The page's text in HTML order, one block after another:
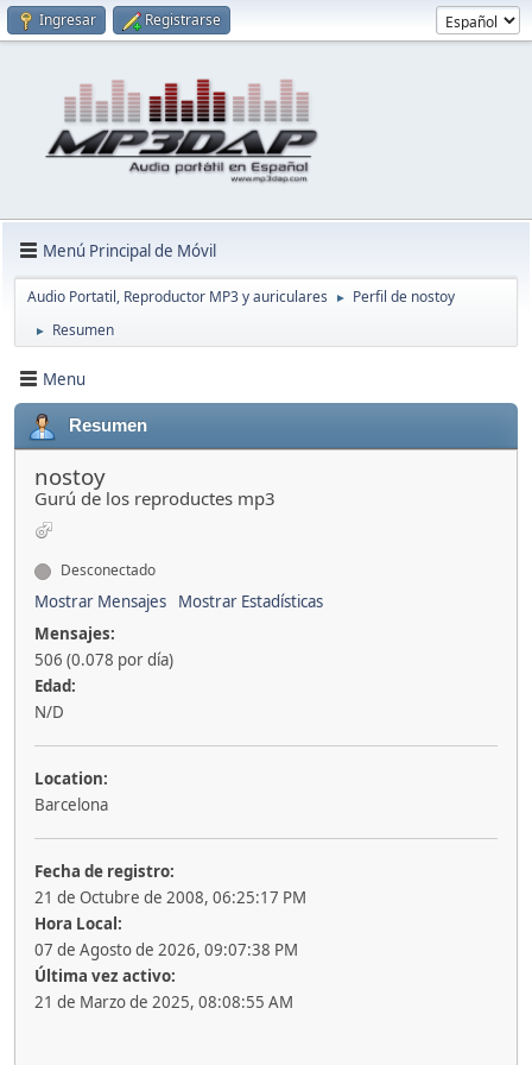
Ingresar Registrarse
Menú Principal de Móvil
Audio Portatil, Reproductor MP3 y auriculares ► Perfil de nostoy
► Resumen
Menu
Resumen
nostoy
Gurú de los reproductes mp3
Desconectado
Mostrar Mensajes
Mostrar Estadísticas
Mensajes:
506 (0.078 por día)
Edad:
N/D
Location:
Barcelona
Fecha de registro:
21 de Octubre de 2008, 06:25:17 PM
Hora Local:
07 de Agosto de 2026, 09:07:38 PM
Última vez activo:
21 de Marzo de 2025, 08:08:55 AM